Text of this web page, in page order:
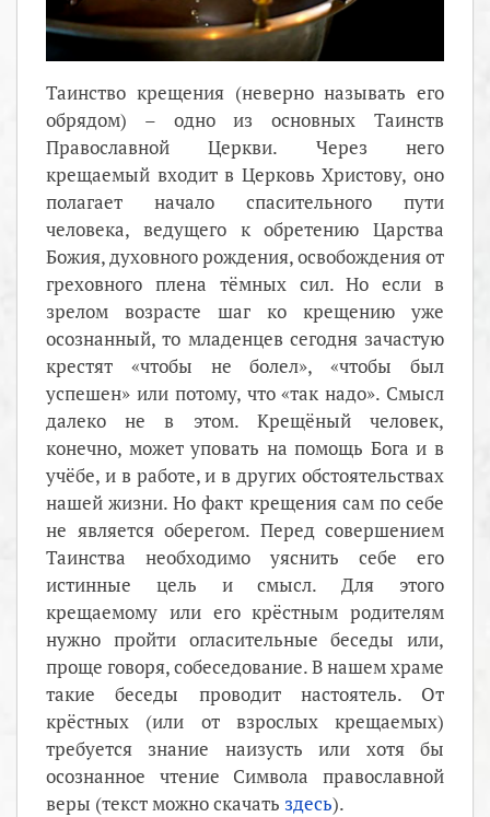
Таинство крещения (неверно называть его
обрядом) – одно из основных Таинств
Православной Церкви. Через него
крещаемый входит в Церковь Христову, оно
полагает начало спасительного пути
человека, ведущего к обретению Царства
Божия, духовного рождения, освобождения от
греховного плена тёмных сил. Но если в
зрелом возрасте шаг ко крещению уже
осознанный, то младенцев сегодня зачастую
крестят «чтобы не болел», «чтобы был
успешен» или потому, что «так надо». Смысл
далеко не в этом. Крещёный человек,
конечно, может уповать на помощь Бога и в
учёбе, и в работе, и в других обстоятельствах
нашей жизни. Но факт крещения сам по себе
не является оберегом. Перед совершением
Таинства необходимо уяснить себе его
истинные цель и смысл. Для этого
крещаемому или его крёстным родителям
нужно пройти огласительные беседы или,
проще говоря, собеседование. В нашем храме
такие беседы проводит настоятель. От
крёстных (или от взрослых крещаемых)
требуется знание наизусть или хотя бы
осознанное чтение Символа православной
веры (текст можно скачать здесь).